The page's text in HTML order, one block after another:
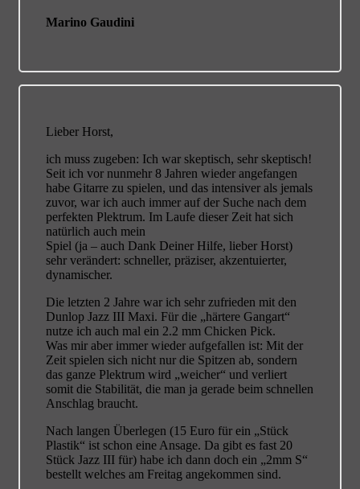
Marino Gaudini
Lieber Horst,
ich muss zugeben: Ich war skeptisch, sehr skeptisch!
Seit ich vor nunmehr 8 Jahren wieder angefangen
habe Gitarre zu spielen, und das intensiver als jemals
zuvor, war ich auch immer auf der Suche nach dem
perfekten Plektrum. Im Laufe dieser Zeit hat sich
natürlich auch mein
Spiel (ja – auch Dank Deiner Hilfe, lieber Horst)
sehr verändert: schneller, präziser, akzentuierter,
dynamischer.
Die letzten 2 Jahre war ich sehr zufrieden mit den
Dunlop Jazz III Maxi. Für die „härtere Gangart“
nutze ich auch mal ein 2.2 mm Chicken Pick.
Was mir aber immer wieder aufgefallen ist: Mit der
Zeit spielen sich nicht nur die Spitzen ab, sondern
das ganze Plektrum wird „weicher“ und verliert
somit die Stabilität, die man ja gerade beim schnellen
Anschlag braucht.
Nach langen Überlegen (15 Euro für ein „Stück
Plastik“ ist schon eine Ansage. Da gibt es fast 20
Stück Jazz III für) habe ich dann doch ein „2mm S“
bestellt welches am Freitag angekommen sind.